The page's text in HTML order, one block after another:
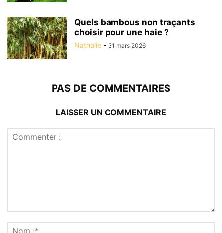
Quels bambous non traçants
choisir pour une haie ?
Nathalie - 31 mars 2026
PAS DE COMMENTAIRES
LAISSER UN COMMENTAIRE